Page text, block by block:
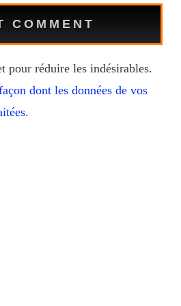
pour réduire les indésirables.
dont les données de vos
.